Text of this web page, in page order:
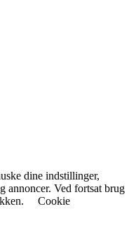
dine indstillinger,
annoncer. Ved fortsat brug
Cookie